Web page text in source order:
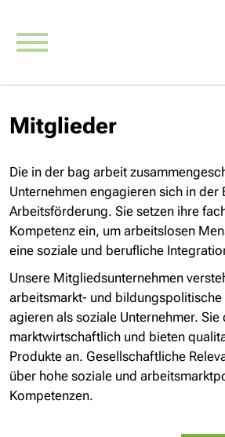
Mitglieder
Die in der bag arbeit
Unternehmen engagieren sich in der
Arbeitsförderung. Sie setzen ihre
Kompetenz ein, um arbeitslosen
eine soziale und berufliche
Unsere Mitgliedsunternehmen
arbeitsmarkt- und bildungspolitische
agieren als soziale Unternehmer.
marktwirtschaftlich und bieten
Produkte an. Gesellschaftliche
über hohe soziale und
Kompetenzen.